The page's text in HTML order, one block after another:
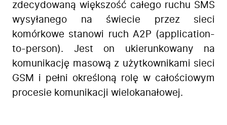
zdecydowaną większość całego ruchu SMS
wysyłanego na świecie przez sieci
komórkowe stanowi ruch A2P (application-
to-person). Jest on ukierunkowany na
komunikację masową z użytkownikami sieci
GSM i pełni określoną rolę w całościowym
procesie komunikacji wielokanałowej.